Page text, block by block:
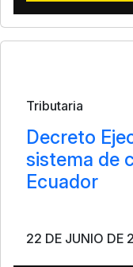
Tributaria
Decreto
sistema de
Ecuador
22 DE JUNIO DE